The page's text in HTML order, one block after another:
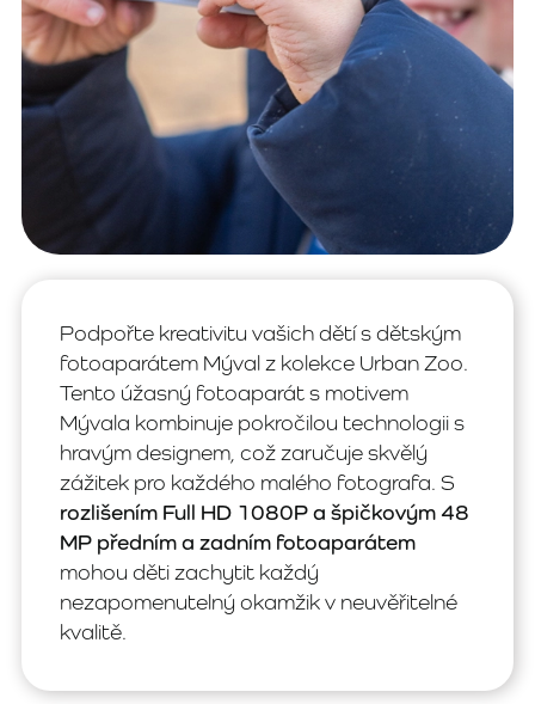
Podpořte kreativitu vašich dětí s dětským
fotoaparátem Mýval z kolekce Urban Zoo.
Tento úžasný fotoaparát s motivem
Mývala kombinuje pokročilou technologii s
hravým designem, což zaručuje skvělý
zážitek pro každého malého fotografa. S
rozlišením Full HD 1080P a špičkovým 48
MP předním a zadním fotoaparátem
mohou děti zachytit každý
nezapomenutelný okamžik v neuvěřitelné
kvalitě.